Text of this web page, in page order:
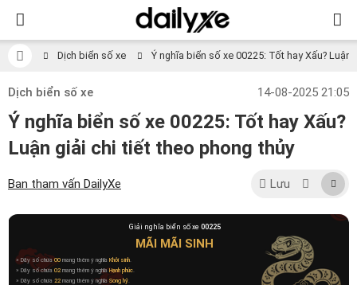
Dịch biển số xe Ý nghĩa biển số xe 00225: Tốt hay Xấu?
Dịch biển số xe 14-08-2025 21:05
Ý nghĩa biển số xe 00225: Tốt hay Xấu?
Luận giải chi tiết theo phong thủy
Ban tham vấn DailyXe Lưu
Giải nghĩa biển số xe 00225
MÃI MÃI SINH
» Dãy số chứa00 mang thêm ý nghĩa Khởi sinh.
» Dãy số chứa 02 mang thêm ý nghĩaHạnh phúc.
» Dãy số chứa 22 mang thêm ý nghĩaSong hỷ.